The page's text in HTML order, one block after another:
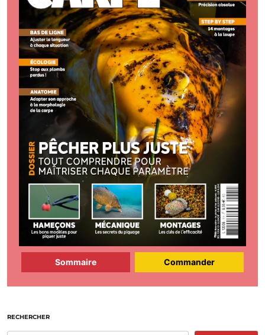
Sommaire Commander
RECHERCHER